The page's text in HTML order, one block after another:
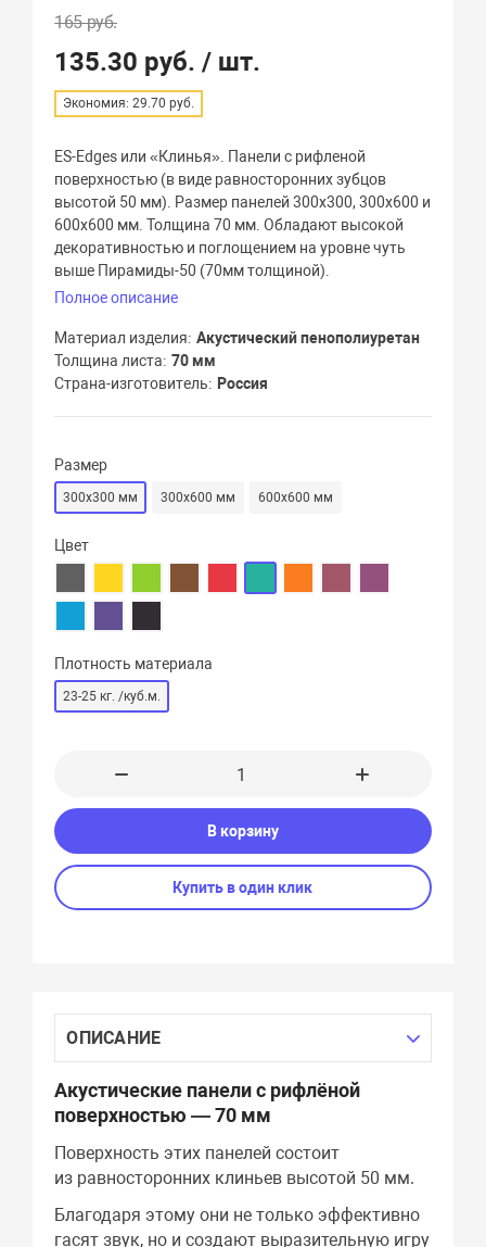
165 руб.
135.30 руб. / шт.
Экономия: 29.70 руб.
ES-Edges или «Клинья». Панели с рифленой
поверхностью (в виде равносторонних зубцов
высотой 50 мм). Размер панелей 300х300, 300х600 и
600х600 мм. Толщина 70 мм. Обладают высокой
декоративностью и поглощением на уровне чуть
выше Пирамиды-50 (70мм толщиной).
Полное описание
Материал изделия Акустический пенополиуретан
Толщина листа 70 мм
Страна-изготовитель
Россия
Размер
300х300 мм 300х600 мм 600х600 мм
Цвет
Плотность материала
23-25 кг. /куб.м.
В корзину
Купить в один клик
ОПИСАНИЕ
Акустические панели с рифлёной
поверхностью — 70 мм
Поверхность этих панелей состоит
из равносторонних клиньев высотой 50 мм.
Благодаря этому они не только эффективно
гасят звук, но и создают выразительную игру